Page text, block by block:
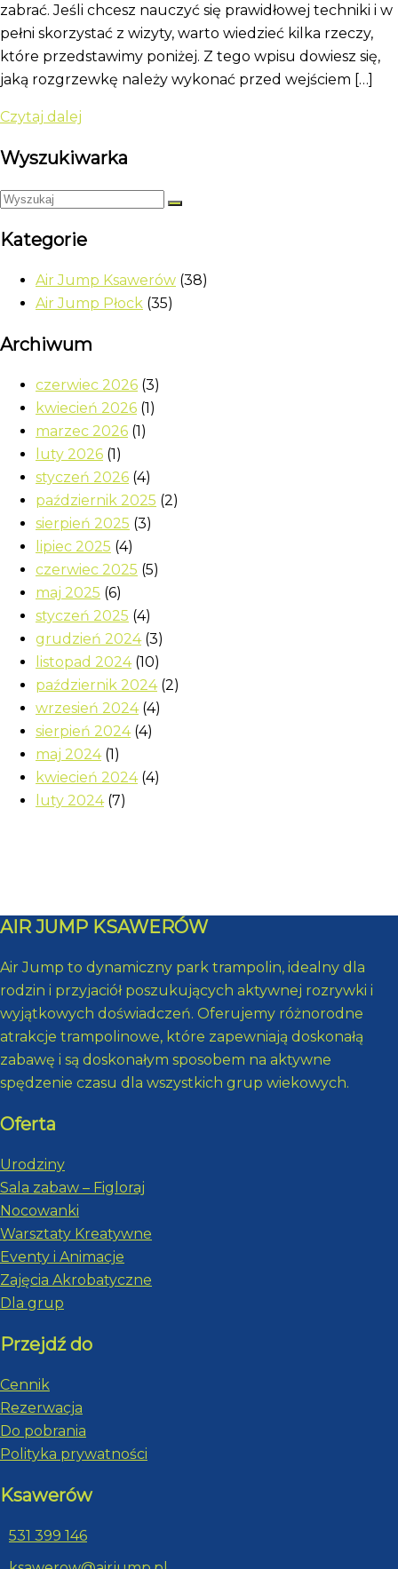
zabrać. Jeśli chcesz nauczyć się prawidłowej techniki i w
pełni skorzystać z wizyty, warto wiedzieć kilka rzeczy,
które przedstawimy poniżej. Z tego wpisu dowiesz się,
jaką rozgrzewkę należy wykonać przed wejściem […]
Czytaj dalej
Wyszukiwarka
Kategorie
Air Jump Ksawerów (38)
Air Jump Płock (35)
Archiwum
czerwiec 2026 (3)
kwiecień 2026 (1)
marzec 2026 (1)
luty 2026 (1)
styczeń 2026 (4)
październik 2025 (2)
sierpień 2025 (3)
lipiec 2025 (4)
czerwiec 2025 (5)
maj 2025 (6)
styczeń 2025 (4)
grudzień 2024(3)
listopad 2024(10)
październik 2024(2)
wrzesień 2024(4)
sierpień 2024(4)
maj 2024(1)
kwiecień 2024(4)
luty 2024(7)
AIR JUMP KSAWERÓW
Air Jump to dynamiczny park trampolin, idealny dla
rodzin i przyjaciół poszukujących aktywnej rozrywki i
wyjątkowych doświadczeń. Oferujemy różnorodne
atrakcje trampolinowe, które zapewniają doskonałą
zabawę i są doskonałym sposobem na aktywne
spędzenie czasu dla wszystkich grup wiekowych.
Oferta
Urodziny
Sala zabaw – Figloraj
Nocowanki
Warsztaty Kreatywne
Eventy i Animacje
Zajęcia Akrobatyczne
Dla grup
Przejdź do
Cennik
Rezerwacja
Do pobrania
Polityka prywatności
Ksawerów
531 399 146